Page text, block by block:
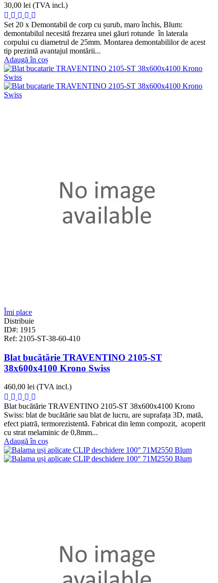
30,00 lei (TVA incl.)
Set 20 x Demontabil de corp cu șurub, maro închis, Blum:
demontabilul necesită frezarea unei găuri rotunde în laterala
corpului cu diametrul de 25mm. Montarea demontabililor de acest
tip prezintă avantajul montării...
Adaugă în coș
Îmi place
Distribuie
ID#: 1915
Ref: 2105-ST-38-60-410
Blat bucătărie TRAVENTINO 2105-ST
38x600x4100 Krono Swiss
460,00 lei (TVA incl.)
Blat bucătărie TRAVENTINO 2105-ST 38x600x4100 Krono
Swiss: blat de bucătărie sau blat de lucru, are suprafața 3D, mată,
efect piatră, termorezistentă. Fabricat din lemn compozit, acoperit
cu strat melaminic de 0,8mm...
Adaugă în coș